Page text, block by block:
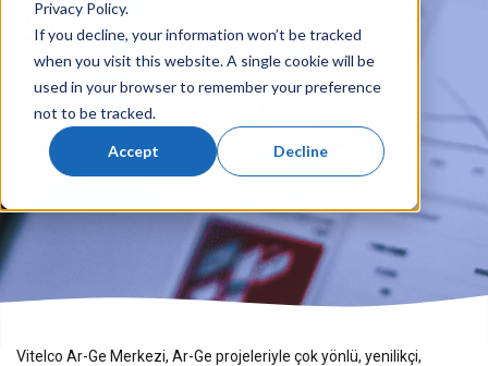
Privacy Policy.
If you decline, your information won’t be tracked
when you visit this website. A single cookie will be
used in your browser to remember your preference
not to be tracked.
Accept Decline
Vitelco R&D
Bize Ulaşın
Vitelco Ar-Ge Merkezi, Ar-Ge projeleriyle çok yönlü, yenilikçi,